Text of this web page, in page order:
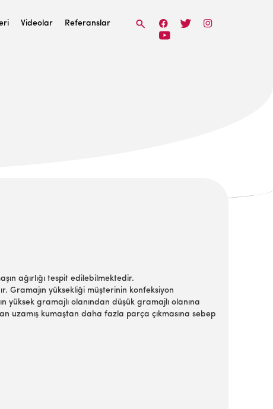
Videolar
Referanslar
ağırlığı tespit edilebilmektedir.
Gramajın yüksekliği müşterinin konfeksiyon
yüksek gramajlı olanından düşük gramajlı olanına
uzamış kumaştan daha fazla parça çıkmasına sebep